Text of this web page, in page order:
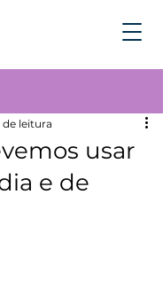
usar
e de
leitura